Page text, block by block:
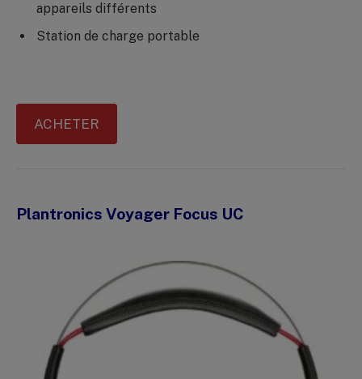
appareils différents
Station de charge portable
ACHETER
Plantronics Voyager Focus UC